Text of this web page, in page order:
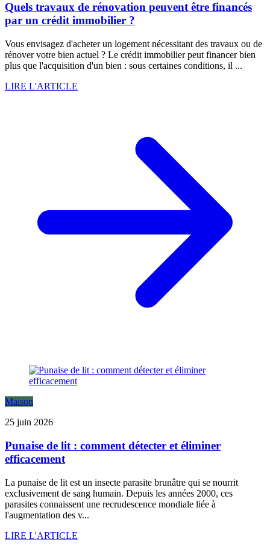
Quels travaux de rénovation peuvent être financés
par un crédit immobilier ?
Vous envisagez d'acheter un logement nécessitant des travaux ou de
rénover votre bien actuel ? Le crédit immobilier peut financer bien
plus que l'acquisition d'un bien : sous certaines conditions, il ...
LIRE L'ARTICLE
Maison
25 juin 2026
Punaise de lit : comment détecter et éliminer
efficacement
La punaise de lit est un insecte parasite brunâtre qui se nourrit
exclusivement de sang humain. Depuis les années 2000, ces
parasites connaissent une recrudescence mondiale liée à
l'augmentation des v...
LIRE L'ARTICLE